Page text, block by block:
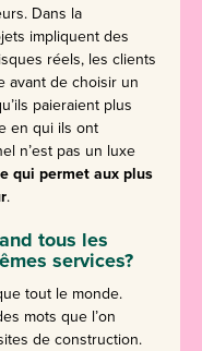
Dans la
impliquent des
réels, les clients
avant de choisir un
paieraient plus
en qui ils ont
n’est pas un luxe
qui permet aux plus
.
tous les
services?
tout le monde.
mots que l’on
de construction.